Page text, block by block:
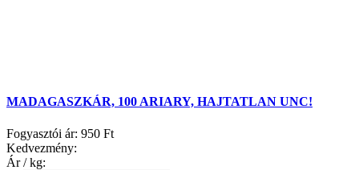
MADAGASZKÁR, 100 ARIARY, HAJTATLAN UNC!
Fogyasztói ár: 950 Ft
Kedvezmény:
Ár / kg: